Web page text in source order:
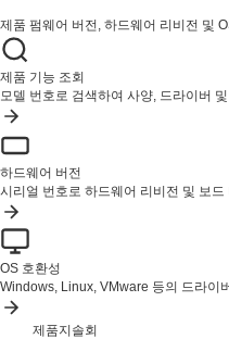
제품 펌웨어 버전, 하드웨어 리비전 및
제품 기능 조회
모델 번호로 검색하여 사양, 드라이버
하드웨어 버전
시리얼 번호로 하드웨어 리비전 및 보
OS 호환성
Windows, Linux, VMware 등의 드라이
제품지 솔회